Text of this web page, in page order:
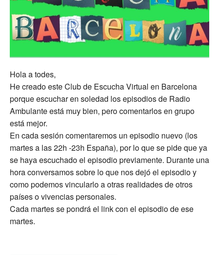
Hola a todes,
He creado este Club de Escucha Virtual en Barcelona
porque escuchar en soledad los episodios de Radio
Ambulante está muy bien, pero comentarlos en grupo
está mejor.
En cada sesión comentaremos un episodio nuevo (los
martes a las 22h -23h España), por lo que se pide que ya
se haya escuchado el episodio previamente. Durante una
hora conversamos sobre lo que nos dejó el episodio y
como podemos vincularlo a otras realidades de otros
países o vivencias personales.
Cada martes se pondrá el link con el episodio de ese
martes.